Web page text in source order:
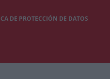
DE PROTECCIÓN DE DATOS